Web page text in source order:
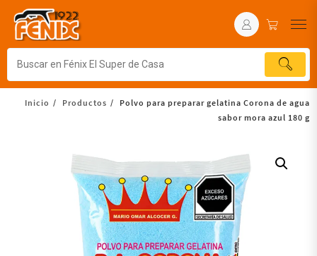
Inicio Productos
Polvo para preparar gelatina Corona de agua
sabor mora azul 180 g